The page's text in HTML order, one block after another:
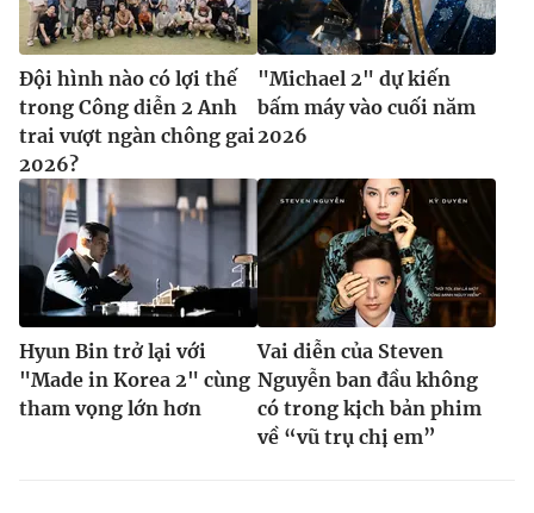
Đội hình nào có lợi thế
trong Công diễn 2 Anh
trai vượt ngàn chông gai
2026?
"Michael 2" dự kiến
bấm máy vào cuối năm
2026
Hyun Bin trở lại với
"Made in Korea 2" cùng
tham vọng lớn hơn
Vai diễn của Steven
Nguyễn ban đầu không
có trong kịch bản phim
về “vũ trụ chị em”